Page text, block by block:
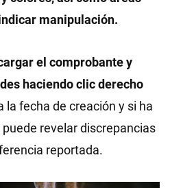
manipulación.
el comprobante y
haciendo clic derecho
la fecha de creación y si ha
revelar discrepancias
reportada.